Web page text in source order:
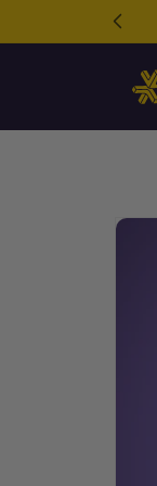
Inhalt
Zur